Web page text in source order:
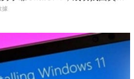
人
據